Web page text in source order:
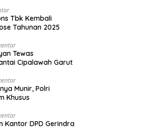
Tbk Kembali
Tahunan 2025
Tewas
Cipalawah Garut
Munir, Polri
Khusus
Kantor DPD Gerindra